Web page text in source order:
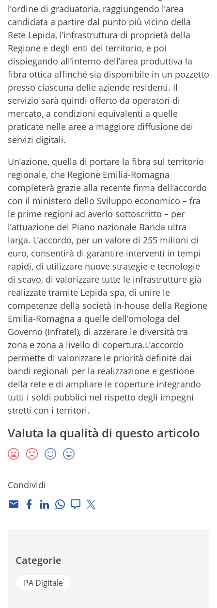
l’ordine di graduatoria, raggiungendo l’area
candidata a partire dal punto più vicino della
Rete Lepida, l’infrastruttura di proprietà della
Regione e degli enti del territorio, e poi
dispiegando all’interno dell’area produttiva la
fibra ottica affinché sia disponibile in un pozzetto
presso ciascuna delle aziende residenti. Il
servizio sarà quindi offerto da operatori di
mercato, a condizioni equivalenti a quelle
praticate nelle aree a maggiore diffusione dei
servizi digitali.
Un’azione, quella di portare la fibra sul territorio
regionale, che Regione Emilia-Romagna
completerà grazie alla recente firma dell’accordo
con il ministero dello Sviluppo economico – fra
le prime regioni ad averlo sottoscritto – per
l’attuazione del Piano nazionale Banda ultra
larga. L’accordo, per un valore di 255 milioni di
euro, consentirà di garantire interventi in tempi
rapidi, di utilizzare nuove strategie e tecnologie
di scavo, di valorizzare tutte le infrastrutture già
realizzate tramite Lepida spa, di unire le
competenze della società in-house della Regione
Emilia-Romagna a quelle dell’omologa del
Governo (Infratel), di azzerare le diversità tra
zona e zona a livello di copertura.L’accordo
permette di valorizzare le priorità definite dai
bandi regionali per la realizzazione e gestione
della rete e di ampliare le coperture integrando
tutti i soldi pubblici nel rispetto degli impegni
stretti con i territori.
Valuta la qualità di questo articolo
Condividi
Categorie
PA Digitale